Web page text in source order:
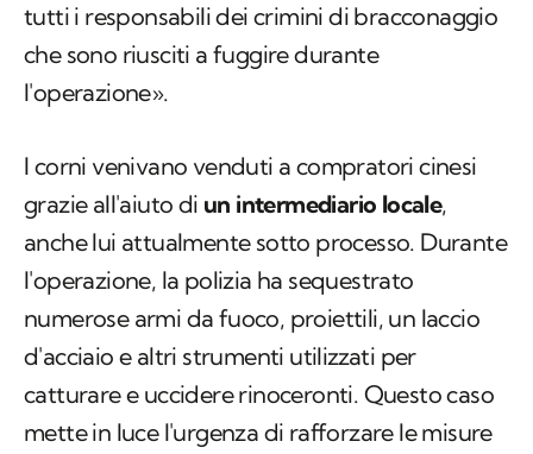
tutti i responsabili dei crimini di bracconaggio
che sono riusciti a fuggire durante
l'operazione».
I corni venivano venduti a compratori cinesi
grazie all'aiuto di un intermediario locale,
anche lui attualmente sotto processo. Durante
l'operazione, la polizia ha sequestrato
numerose armi da fuoco, proiettili, un laccio
d'acciaio e altri strumenti utilizzati per
catturare e uccidere rinoceronti. Questo caso
mette in luce l'urgenza di rafforzare le misure